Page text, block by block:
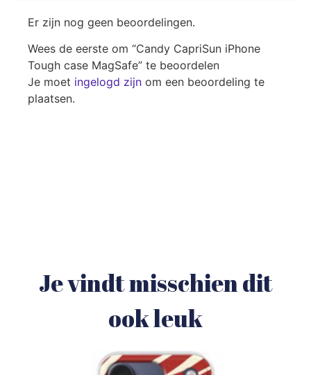
Er zijn nog geen beoordelingen.
Wees de eerste om “Candy CapriSun iPhone
Tough case MagSafe” te beoordelen
Je moet ingelogd zijn om een beoordeling te
plaatsen.
Je vindt misschien dit
ook leuk